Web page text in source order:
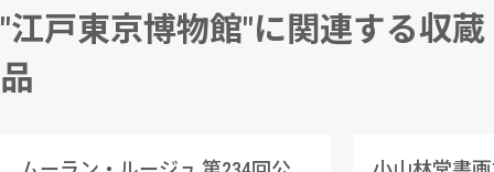
"江戸東京博物館"に関連する収蔵
品